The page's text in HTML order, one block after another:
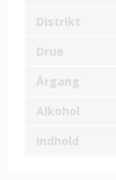
Distrikt
Drue
Årgang
Alkohol
Indhold